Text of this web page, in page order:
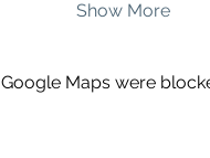
Show More
Google Maps were